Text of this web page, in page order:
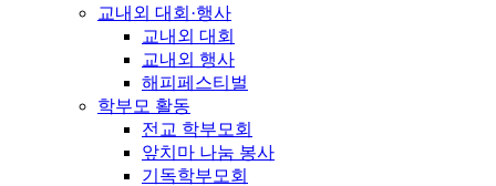
교내외 대회·행사
교내외 대회
교내외 행사
해피페스티벌
학부모 활동
전교 학부모회
앞치마 나눔 봉사
기독학부모회